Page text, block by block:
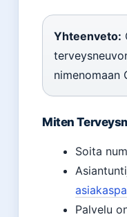
Yhteenveto:
nimenomaan
Miten
Soita
Palvelu